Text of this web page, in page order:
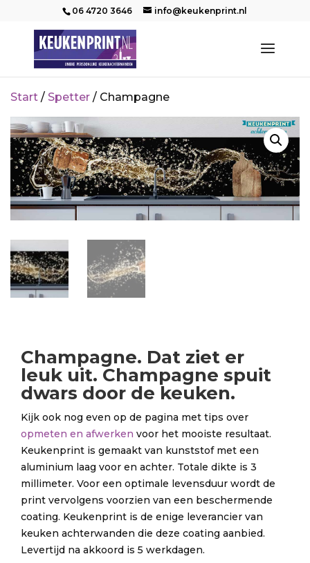
06 4720 3646 info@keukenprint.nl
Start / Spetter / Champagne
Champagne. Dat ziet er
leuk uit. Champagne spuit
dwars door de keuken.
Kijk ook nog even op de pagina met tips over
opmeten en afwerken voor het mooiste resultaat.
Keukenprint is gemaakt van kunststof met een
aluminium laag voor en achter. Totale dikte is 3
millimeter. Voor een optimale levensduur wordt de
print vervolgens voorzien van een beschermende
coating. Keukenprint is de enige leverancier van
keuken achterwanden die deze coating aanbied.
Levertijd na akkoord is 5 werkdagen.